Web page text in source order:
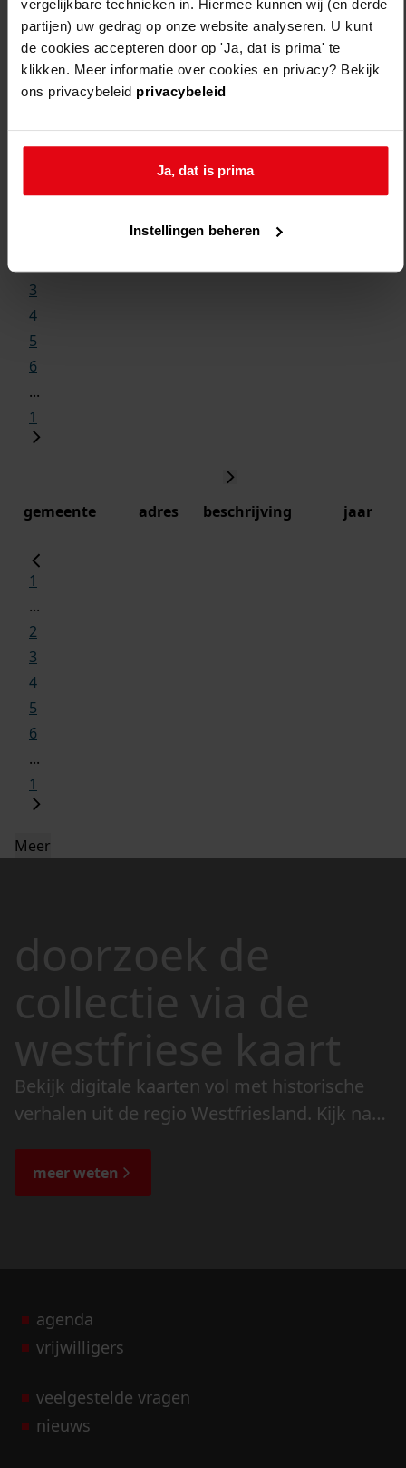
vergelijkbare technieken in. Hiermee kunnen wij (en derde
partijen) uw gedrag op onze website analyseren. U kunt
de cookies accepteren door op 'Ja, dat is prima' te
klikken. Meer informatie over cookies en privacy? Bekijk
ons privacybeleid privacybeleid
Ja, dat is prima
Instellingen beheren
3
4
5
6
...
1
gemeente adres beschrijving jaar
1
...
2
3
4
5
6
...
1
Meer
doorzoek de
collectie via de
westfriese kaart
Bekijk digitale kaarten vol met historische
verhalen uit de regio Westfriesland. Kijk naar
de bijzondere verhalen.
meer weten
agenda
vrijwilligers
veelgestelde vragen
nieuws